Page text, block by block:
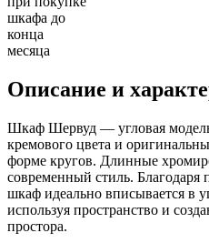
шкафа до
конца
месяца
Описание и
Шкаф Шервуд — угловая
кремового цвета и
форме кругов. Длинные
современный стиль. Благодаря
шкаф идеально вписывается в
используя пространство и
простора.